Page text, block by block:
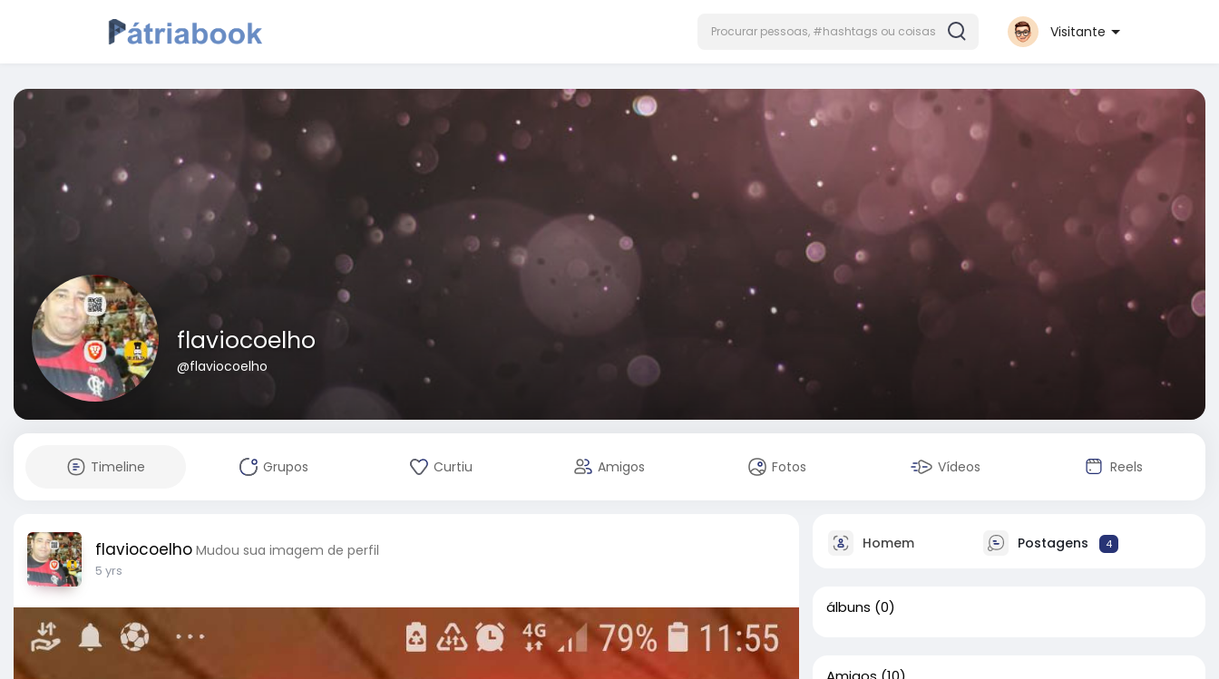
Visitante
flaviocoelho
@flaviocoelho
Timeline Grupos Curtiu Amigos Fotos Vídeos Reels
flaviocoelho Mudou sua imagem de perfil
5 yrs
Homem Postagens 4
álbuns (0)